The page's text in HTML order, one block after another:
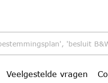
Veelgestelde vragen